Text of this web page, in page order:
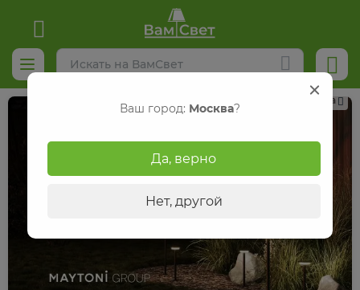
Реклама
Ваш город: Москва?
Да, верно
Нет, другой